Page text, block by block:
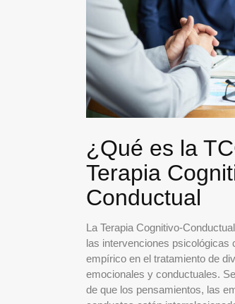
¿Qué es la
Terapia
Conductual
La Terapia Cognitivo-
las intervenciones psicológicas
empírico en el tratamiento de
emocionales y conductuales.
de que los pensamientos, las